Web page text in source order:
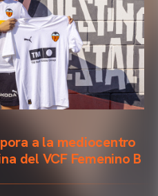
a la mediocentro
del VCF Femenino B